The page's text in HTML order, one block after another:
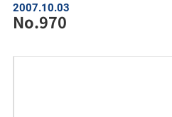
2007.10.03
No.970